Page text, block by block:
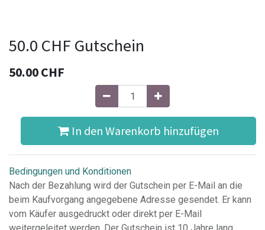
50.0 CHF Gutschein
50.00CHF
In den Warenkorb hinzufügen
Bedingungen und Konditionen
Nach der Bezahlung wird der Gutschein per E-Mail an die
beim Kaufvorgang angegebene Adresse gesendet. Er kann
vom Käufer ausgedruckt oder direkt per E-Mail